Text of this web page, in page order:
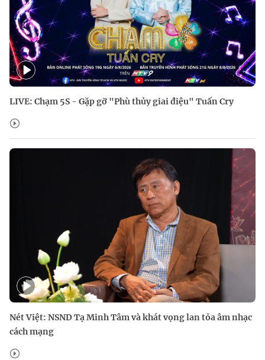
LIVE: Chạm 5S - Gặp gỡ "Phù thủy giai điệu" Tuấn Cry
Nét Việt: NSND Tạ Minh Tâm và khát vọng lan tỏa âm nhạc
cách mạng